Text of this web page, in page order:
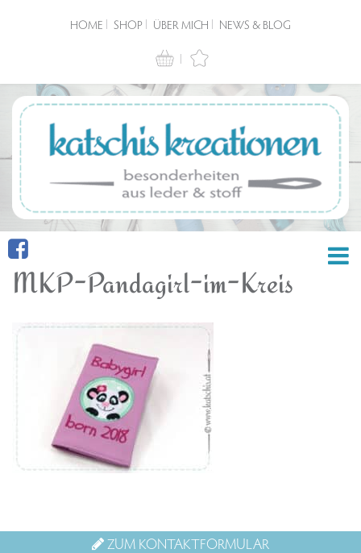
HOME SHOP ÜBER MICH NEWS & BLOG
MKP-Pandagirl-im-Kreis
ZUM KONTAKTFORMULAR